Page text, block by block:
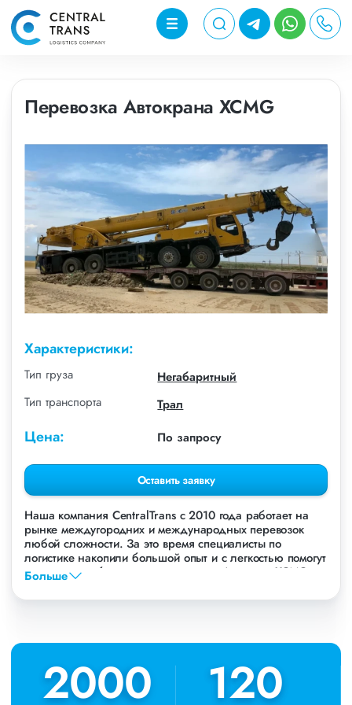
Перевозка Автокрана XCMG
Характеристики:
Тип груза
Негабаритный
Тип транспорта
Трал
Цена: По запросу
Оставить заявку
Наша компания СentralTrans с 2010 года работает на
рынке междугородних и международных перевозок
любой сложности. За это время специалисты по
логистике накопили большой опыт и с легкостью помогут
перевезти любые грузы, в том числе Автокран XCMG.
Осуществляем грузоперевозки Автокрана XCMG в
таких крупных компаний, как: Газпром, ЛСР,
убедиться зайдите в раздел «Наш опыт».
Больше
2010
2010 120
120